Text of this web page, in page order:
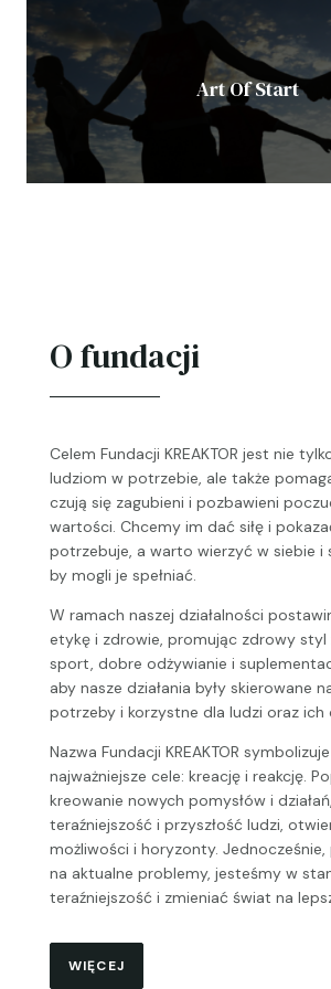
Art Of Start
Chcemy dać Wam możliwość
niezależnie od tego, czy jest to
wydanie własnej książki,
nawet koszty leczenia.
O fundacji
Celem Fundacji KREAKTOR jest nie
ludziom w potrzebie, ale także
czują się zagubieni i pozbawieni
wartości. Chcemy im dać siłę i
potrzebuje, a warto wierzyć w siebie i
by mogli je spełniać.
W ramach naszej działalności
etykę i zdrowie, promując zdrowy styl
sport, dobre odżywianie i
aby nasze działania były skierowane
potrzeby i korzystne dla ludzi oraz ich
Nazwa Fundacji KREAKTOR
najważniejsze cele: kreację i reakcję.
kreowanie nowych pomysłów i
teraźniejszość i przyszłość ludzi,
możliwości i horyzonty. Jednocześnie,
na aktualne problemy, jesteśmy w
teraźniejszość i zmieniać świat na
WIĘCEJ